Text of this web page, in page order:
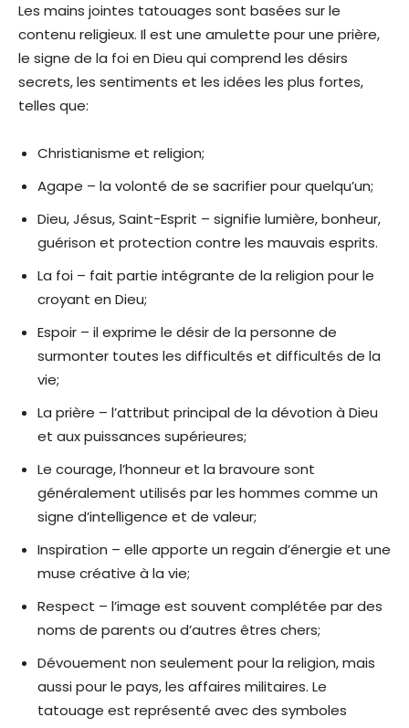
Les mains jointes tatouages ​​sont basées sur le
contenu religieux. Il est une amulette pour une prière,
le signe de la foi en Dieu qui comprend les désirs
secrets, les sentiments et les idées les plus fortes,
telles que:
Christianisme et religion;
Agape – la volonté de se sacrifier pour quelqu’un;
Dieu, Jésus, Saint-Esprit – signifie lumière, bonheur,
guérison et protection contre les mauvais esprits.
La foi – fait partie intégrante de la religion pour le
croyant en Dieu;
Espoir – il exprime le désir de la personne de
surmonter toutes les difficultés et difficultés de la
vie;
La prière – l’attribut principal de la dévotion à Dieu
et aux puissances supérieures;
Le courage, l’honneur et la bravoure sont
généralement utilisés par les hommes comme un
signe d’intelligence et de valeur;
Inspiration – elle apporte un regain d’énergie et une
muse créative à la vie;
Respect – l’image est souvent complétée par des
noms de parents ou d’autres êtres chers;
Dévouement non seulement pour la religion, mais
aussi pour le pays, les affaires militaires. Le
tatouage est représenté avec des symboles